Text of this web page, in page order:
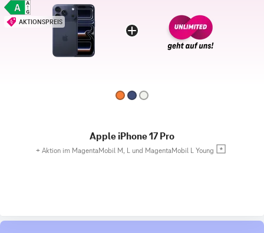
AKTIONSPREIS
Apple iPhone 17 Pro
+ Aktion im MagentaMobil M, L und MagentaMobil L Young